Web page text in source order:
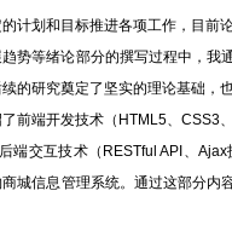
计划和目标推进各项工作，目前
势等绪论部分的撰写过程中，
的研究奠定了坚实的理论基础，
前端开发技术（HTML5、
端交互技术（RESTful API、
城信息管理系统。通过这部分